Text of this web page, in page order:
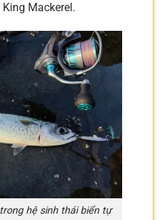
Mackerel.
hệ sinh thái biển tự